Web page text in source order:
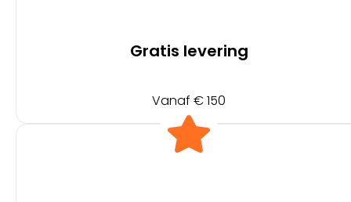
Gratis levering
Vanaf € 150